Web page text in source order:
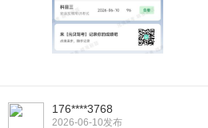
176****3768
2026-06-10发布